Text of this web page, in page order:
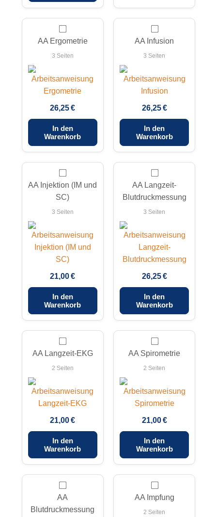
AA Ergometrie
3 Seiten
26,25 €
In den
Warenkorb
AA Infusion
3 Seiten
26,25 €
In den
Warenkorb
AA Injektion (IM und
SC)
3 Seiten
21,00 €
In den
Warenkorb
AA Langzeit-
Blutdruckmessung
3 Seiten
26,25 €
In den
Warenkorb
AA Langzeit-EKG
2 Seiten
21,00 €
In den
Warenkorb
AA Spirometrie
2 Seiten
21,00 €
In den
Warenkorb
AA
Blutdruckmessung
AA Impfung
2 Seiten